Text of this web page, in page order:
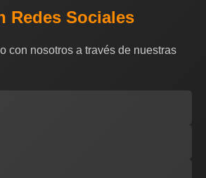
Redes Sociales
con nosotros a través de nuestras